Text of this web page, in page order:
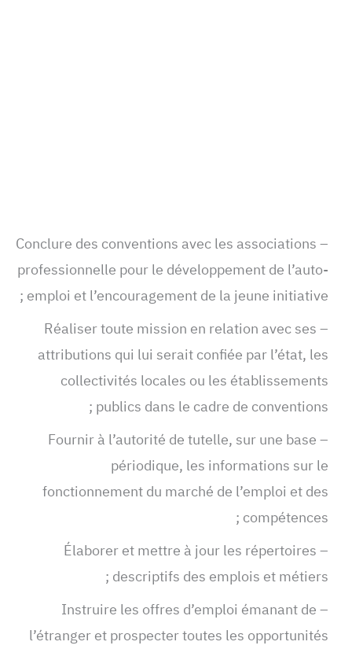
– Conclure des conventions avec les associations
professionnelle pour le développement de l’auto-
emploi et l’encouragement de la jeune initiative ;
– Réaliser toute mission en relation avec ses
attributions qui lui serait confiée par l’état, les
collectivités locales ou les établissements
publics dans le cadre de conventions ;
– Fournir à l’autorité de tutelle, sur une base
périodique, les informations sur le
fonctionnement du marché de l’emploi et des
compétences ;
– Élaborer et mettre à jour les répertoires
descriptifs des emplois et métiers ;
– Instruire les offres d’emploi émanant de
l’étranger et prospecter toutes les opportunités